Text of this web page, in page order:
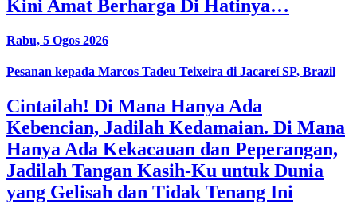
Kini Amat Berharga Di Hatinya…
Rabu, 5 Ogos 2026
Pesanan kepada Marcos Tadeu Teixeira di Jacareí SP, Brazil
Cintailah! Di Mana Hanya Ada
Kebencian, Jadilah Kedamaian. Di Mana
Hanya Ada Kekacauan dan Peperangan,
Jadilah Tangan Kasih-Ku untuk Dunia
yang Gelisah dan Tidak Tenang Ini